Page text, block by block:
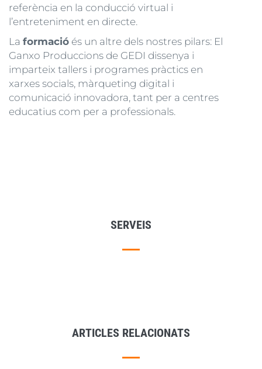
referència en la conducció virtual i
l’entreteniment en directe.
La formació és un altre dels nostres pilars: El
Ganxo Produccions de GEDI dissenya i
imparteix tallers i programes pràctics en
xarxes socials, màrqueting digital i
comunicació innovadora, tant per a centres
educatius com per a professionals.
SERVEIS
ARTICLES RELACIONATS